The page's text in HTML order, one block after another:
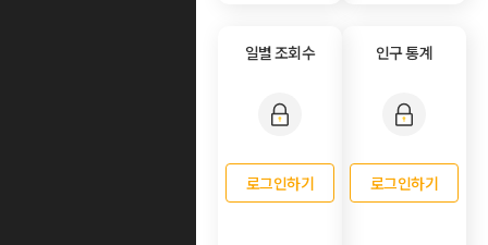
일별 조회수
로그인하기
인구 통계
로그인하기